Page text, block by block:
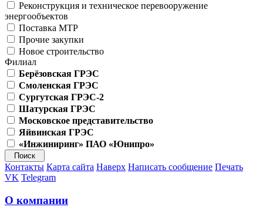
Реконструкция и техническое перевооружение
энергообъектов
Поставка МТР
Прочие закупки
Новое строительство
Филиал
Берёзовская ГРЭС
Смоленская ГРЭС
Сургутская ГРЭС-2
Шатурская ГРЭС
Московское представительство
Яйвинская ГРЭС
«Инжиниринг» ПАО «Юнипро»
Контакты Карта сайта Наверх Написать сообщение Печать
VK Telegram
О компании